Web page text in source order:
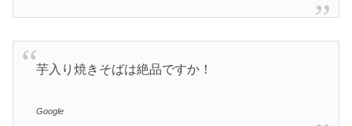
芋入り焼きそばは絶品ですか！
Google